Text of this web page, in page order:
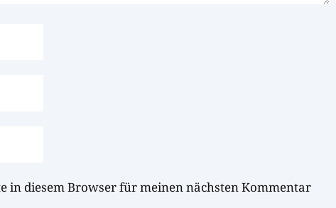
in diesem Browser für meinen nächsten Kommentar